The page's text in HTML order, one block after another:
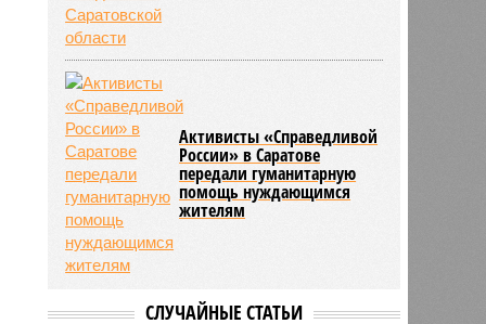
Активисты «Справедливой
России» в Саратове
передали гуманитарную
помощь нуждающимся
жителям
СЛУЧАЙНЫЕ СТАТЬИ